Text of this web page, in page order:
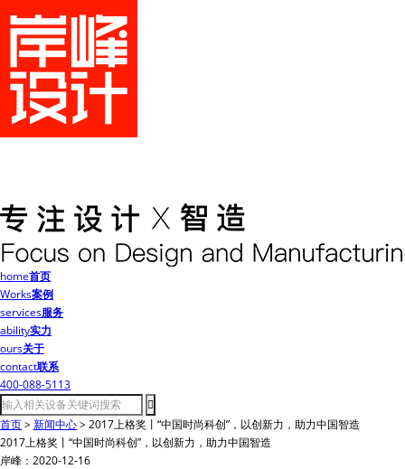
home首页
Works案例
services服务
ability实力
ours关于
contact联系
400-088-5113
首页> 新闻中心> 2017上格奖丨“中国时尚科创”，以创新力，助力中国智造
2017上格奖丨“中国时尚科创”，以创新力，助力中国智造
岸峰：2020-12-16